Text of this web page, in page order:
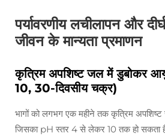
पर्यावरणीय लचीलापन और
जीवन के मान्यता प्रमाणन
कृत्रिम अपशिष्ट जल में डुबोकर
10, 30-दिवसीय चक्र)
भागों को लगभग एक महीने तक कृत्रिम अपशिष्ट
जिसका pH स्तर 4 से लेकर 10 तक हो सकता